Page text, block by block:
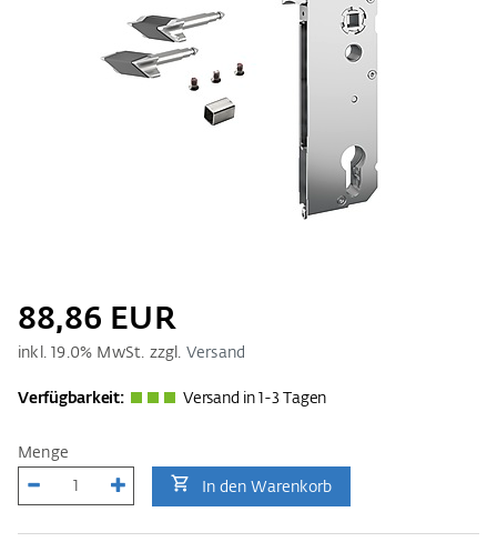
88,86 EUR
inkl. 19.0% MwSt. zzgl. Versand
Verfügbarkeit: Versand in 1-3 Tagen
Menge
In den Warenkorb